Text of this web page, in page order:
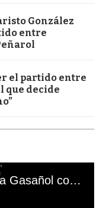
González
entre
el partido entre
que decide
El mal momento de Yanina Gasañol con un hincha argentino en "Subrayado"